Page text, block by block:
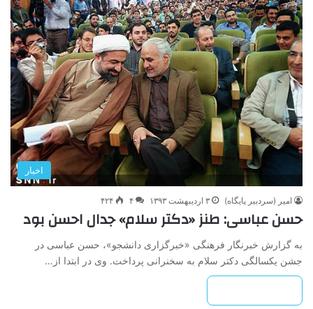
اخبار
امیر (سردبیر پایگاه) ۳ اردیبهشت ۱۳۹۳ ۴ ۴۲۴
حسن عباسی: طنز «دکتر سلام» جدال احسن بود
به گزارش خبرنگار فرهنگی «خبرگزاری دانشجو»، حسن عباسی در
جشن یکسالگی دکتر سلام به سخنرانی پرداخت. وی در ابتدا از…